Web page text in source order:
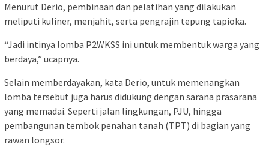
Menurut Derio, pembinaan dan pelatihan yang dilakukan
meliputi kuliner, menjahit, serta pengrajin tepung tapioka.
“Jadi intinya lomba P2WKSS ini untuk membentuk warga yang
berdaya,” ucapnya.
Selain memberdayakan, kata Derio, untuk memenangkan
lomba tersebut juga harus didukung dengan sarana prasarana
yang memadai. Seperti jalan lingkungan, PJU, hingga
pembangunan tembok penahan tanah (TPT) di bagian yang
rawan longsor.